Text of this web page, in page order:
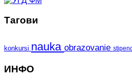
Тагови
konkursi nauka obrazovanie
ИНФО